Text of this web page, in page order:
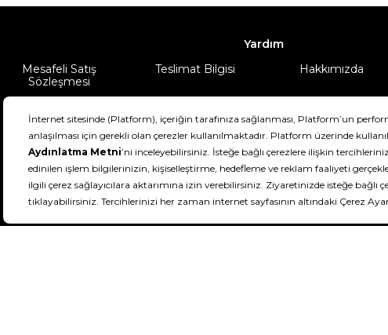
Yardım
Mesafeli Satış
Sözleşmesi
Teslimat Bilgisi Hakkımızda
DeFactoFIT ©️ 2022-2026. Tüm hakları saklıdır.